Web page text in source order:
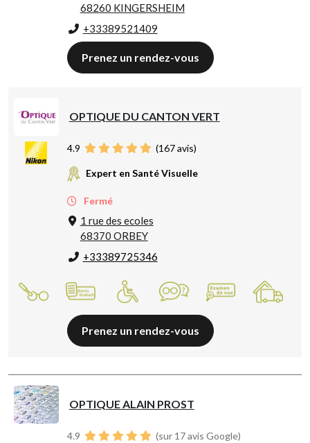
68260 KINGERSHEIM
+33389521409
Prenez un rendez-vous
OPTIQUE DU CANTON VERT
4.9 (167avis)
Expert en Santé Visuelle
Fermé
1 rue des ecoles
68370 ORBEY
+33389725346
Prenez un rendez-vous
OPTIQUE ALAIN PROST
4.9
(sur 17 avis Google)